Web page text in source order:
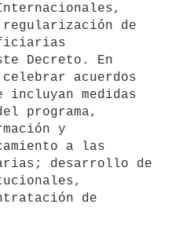
de
Decreto. En
acuerdos
incluyan medidas
programa,
y
a las
desarrollo de
de